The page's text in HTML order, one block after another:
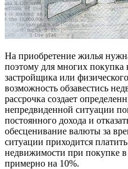
На приобретение жилья
поэтому для многих покупка
застройщика или
возможность обзавестись
рассрочка создает
непредвиденной ситуации
постоянного дохода и
обесценивание валюты за
ситуации приходится
недвижимости при покупке в
примерно на 10%.